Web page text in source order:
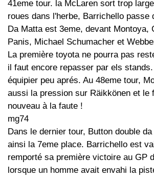
41eme tour. la McLaren sort trop
roues dans l'herbe, Barrichello passe
Da Matta est 3eme, devant Montoya,
Panis, Michael Schumacher et
La première toyota ne pourra pas
il faut encore repasser par els
équipier peu aprés. Au 48eme tour,
aussi la pression sur Räikkönen et le
nouveau à la faute !
mg74
Dans le dernier tour, Button double
ainsi la 7eme place. Barrichello est
remporté sa première victoire au GP
lorsque un homme avait envahi la